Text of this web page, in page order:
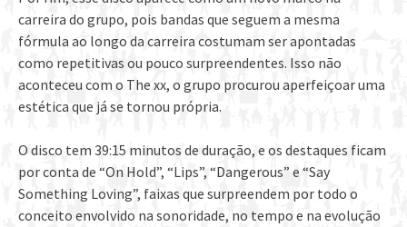
carreira do grupo, pois bandas que seguem a mesma
fórmula ao longo da carreira costumam ser apontadas
como repetitivas ou pouco surpreendentes. Isso não
aconteceu com o The xx, o grupo procurou aperfeiçoar uma
estética que já se tornou própria.
O disco tem 39:15 minutos de duração, e os destaques ficam
por conta de “On Hold”, “Lips”, “Dangerous” e “Say
Something Loving”, faixas que surpreendem por todo o
conceito envolvido na sonoridade, no tempo e na evolução